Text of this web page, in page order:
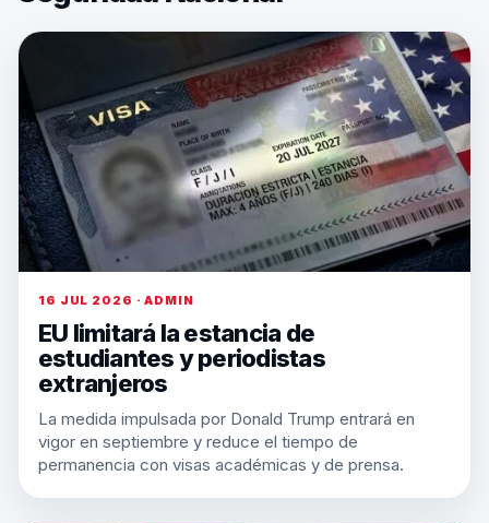
16 JUL 2026 · ADMIN
EU limitará la estancia de
estudiantes y periodistas
extranjeros
La medida impulsada por Donald Trump entrará en
vigor en septiembre y reduce el tiempo de
permanencia con visas académicas y de prensa.